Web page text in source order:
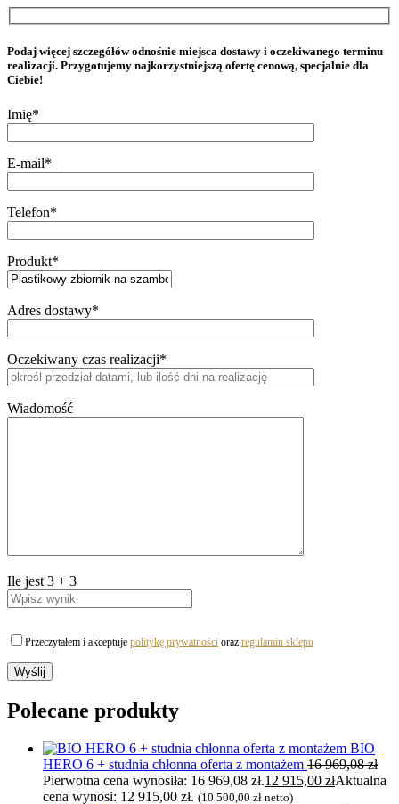
Podaj więcej szczegółów odnośnie miejsca dostawy i oczekiwanego terminu
realizacji. Przygotujemy najkorzystniejszą ofertę cenową, specjalnie dla
Ciebie!
Imię*
E-mail*
Telefon*
Produkt*
Adres dostawy*
Oczekiwany czas realizacji*
Wiadomość
Ile jest 3 + 3
Przeczytałem i akceptuje politykę prywatności oraz regulamin sklepu
Polecane produkty
BIO
HERO 6 + studnia chłonna oferta z montażem 16 969,08zł
Pierwotna cena wynosiła: 16 969,08 zł.12 915,00 złAktualna
cena wynosi: 12 915,00 zł. (10 500,00 zł netto)